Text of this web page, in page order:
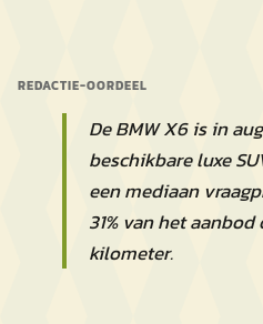
REDACTIE-OORDEEL
De BMW X6 is in
beschikbare luxe
een mediaan
31% van het
kilometer.